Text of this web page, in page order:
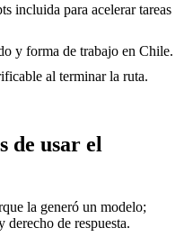
incluida para acelerar tareas
y forma de trabajo en Chile.
al terminar la ruta.
de usar el
la generó un modelo;
de respuesta.